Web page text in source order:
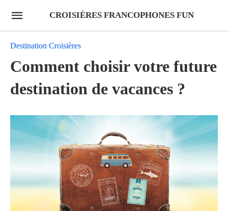
CROISIÈRES FRANCOPHONES FUN
Destination Croisières
Comment choisir votre future
destination de vacances ?